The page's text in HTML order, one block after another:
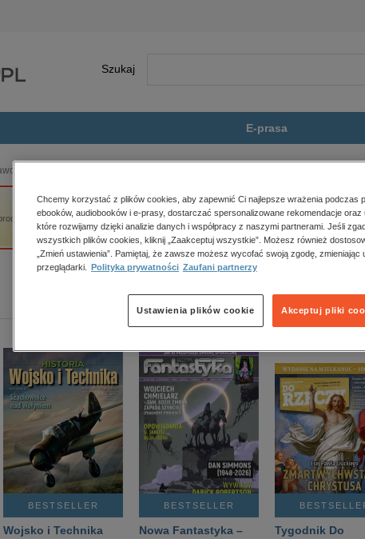
Szukaj
E-prasa
wnętrz
gospodarka
polityka, społeczno-informacyjne
psychologiczne
inne
popularno-naukowe
historia
zdrowie
religie
i Podatki
„Nowe zawody medyczne 2024. Kwalifikacje, wykaz czynności, odpowiedzialność
BESTSELLER
Wojsko i Technika
BESTSELLER
Nowa Fantastyka –
Tygodnik Do
Chcemy korzystać z plików cookies, aby zapewnić Ci najlepsze wrażenia podczas
ebooków, audiobooków i e-prasy, dostarczać spersonalizowane rekomendacje oraz
które rozwijamy dzięki analizie danych i współpracy z naszymi partnerami. Jeśli
wszystkich plików cookies, kliknij „Zaakceptuj wszystkie”. Możesz również
„Zmień ustawienia”. Pamiętaj, że zawsze możesz wycofać swoją zgodę, zmieniając
przeglądarki.
Polityka prywatności Zaufani partnerzy
Akceptuj pliki
Ustawienia plików cookie